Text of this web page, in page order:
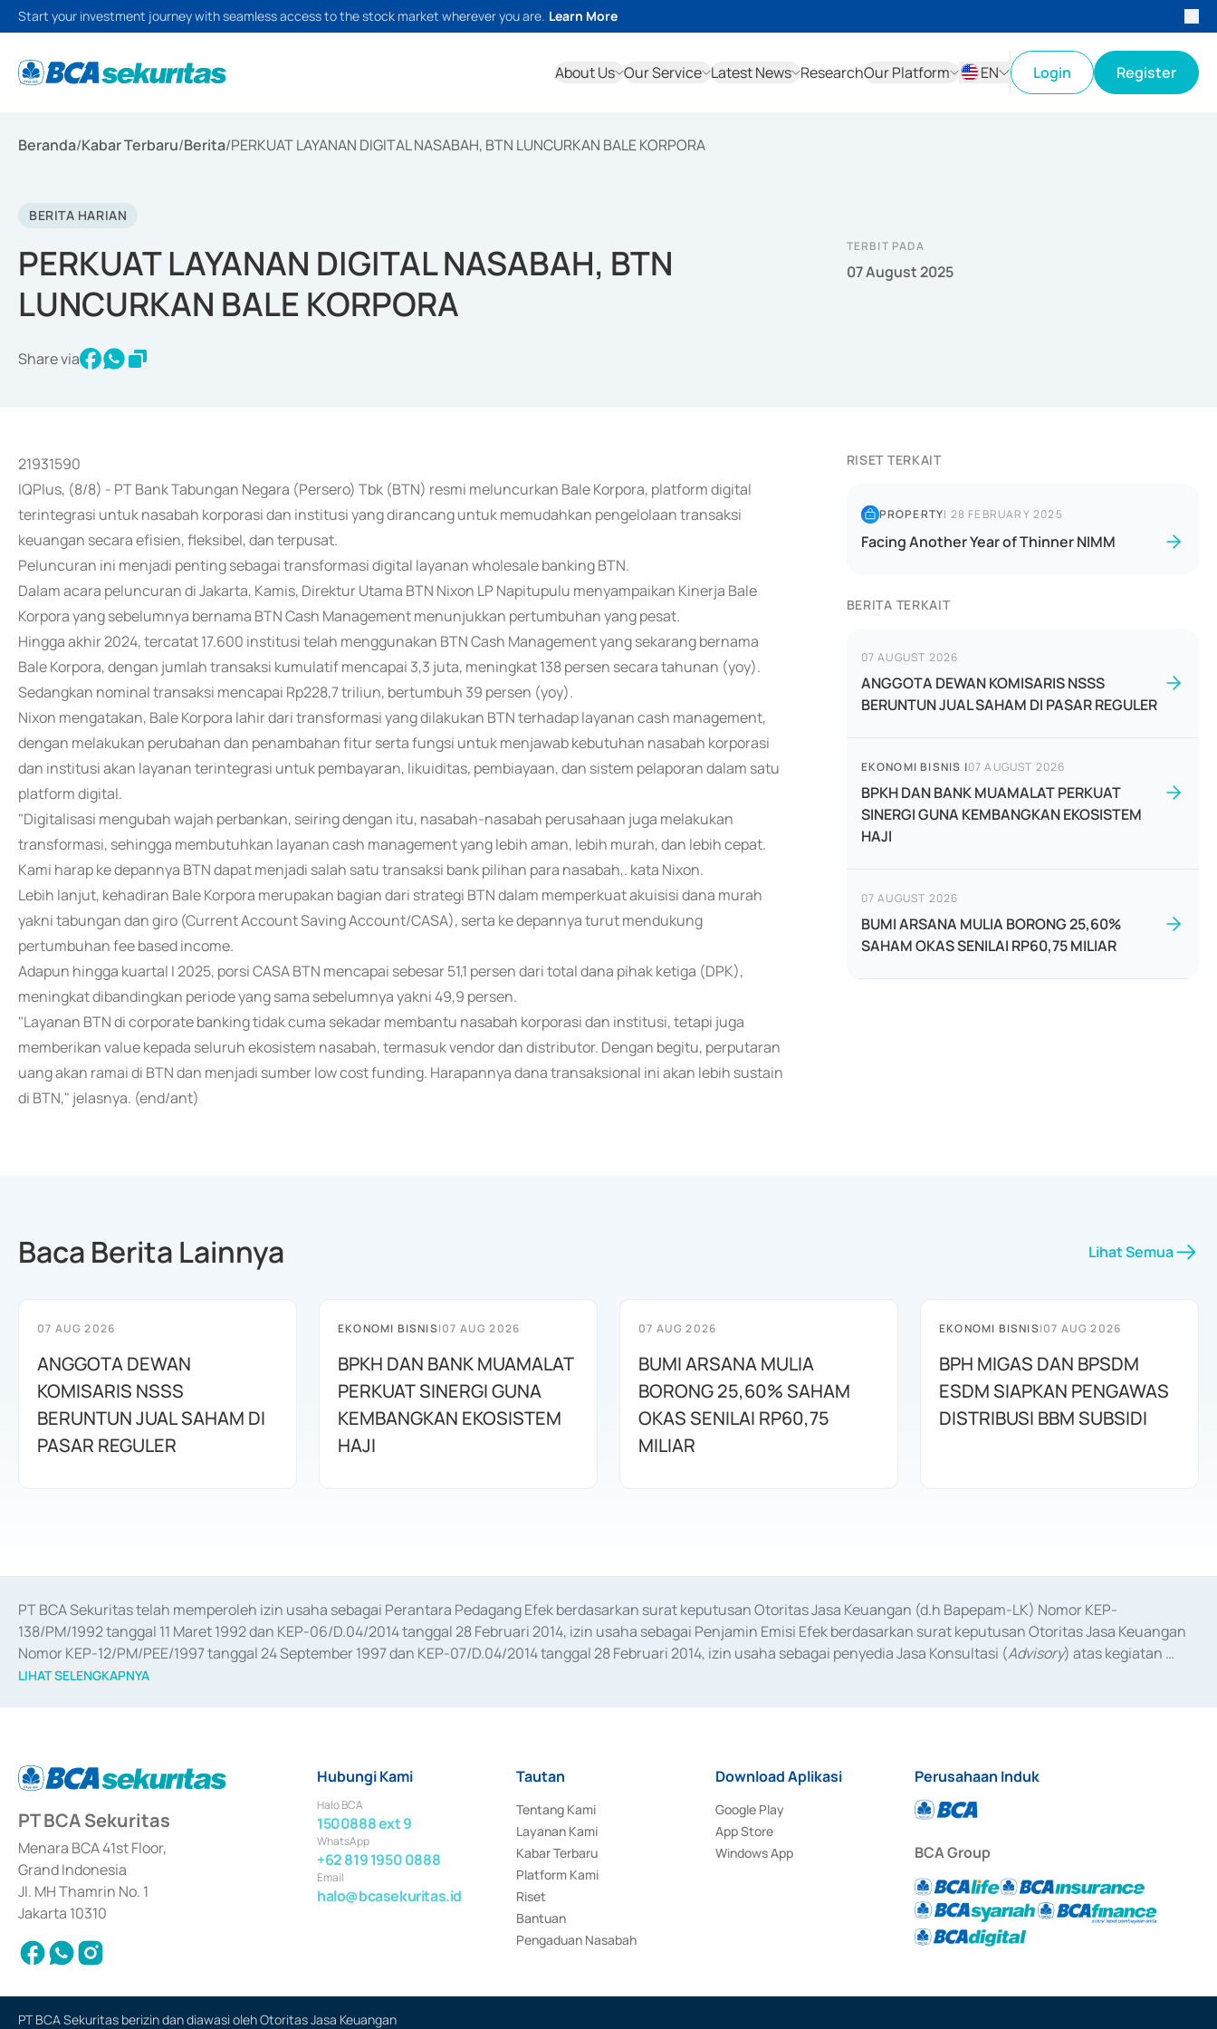
Start your investment journey with seamless access to the stock market wherever you are. Learn More
About Us Our Service Latest News ResearchOur Platform
EN
Login Register
Beranda/Kabar Terbaru/Berita/PERKUAT LAYANAN DIGITAL NASABAH, BTN LUNCURKAN BALE KORPORA
BERITA HARIAN
PERKUAT LAYANAN DIGITAL NASABAH, BTN
LUNCURKAN BALE KORPORA
Share via
TERBIT PADA
07 August 2025
21931590
IQPlus, (8/8) - PT Bank Tabungan Negara (Persero) Tbk (BTN) resmi meluncurkan Bale Korpora, platform digital
terintegrasi untuk nasabah korporasi dan institusi yang dirancang untuk memudahkan pengelolaan transaksi
keuangan secara efisien, fleksibel, dan terpusat.
Peluncuran ini menjadi penting sebagai transformasi digital layanan wholesale banking BTN.
Dalam acara peluncuran di Jakarta, Kamis, Direktur Utama BTN Nixon LP Napitupulu menyampaikan Kinerja Bale
Korpora yang sebelumnya bernama BTN Cash Management menunjukkan pertumbuhan yang pesat.
Hingga akhir 2024, tercatat 17.600 institusi telah menggunakan BTN Cash Management yang sekarang bernama
Bale Korpora, dengan jumlah transaksi kumulatif mencapai 3,3 juta, meningkat 138 persen secara tahunan (yoy).
Sedangkan nominal transaksi mencapai Rp228,7 triliun, bertumbuh 39 persen (yoy).
Nixon mengatakan, Bale Korpora lahir dari transformasi yang dilakukan BTN terhadap layanan cash management,
dengan melakukan perubahan dan penambahan fitur serta fungsi untuk menjawab kebutuhan nasabah korporasi
dan institusi akan layanan terintegrasi untuk pembayaran, likuiditas, pembiayaan, dan sistem pelaporan dalam satu
platform digital.
"Digitalisasi mengubah wajah perbankan, seiring dengan itu, nasabah-nasabah perusahaan juga melakukan
transformasi, sehingga membutuhkan layanan cash management yang lebih aman, lebih murah, dan lebih cepat.
Kami harap ke depannya BTN dapat menjadi salah satu transaksi bank pilihan para nasabah,. kata Nixon.
Lebih lanjut, kehadiran Bale Korpora merupakan bagian dari strategi BTN dalam memperkuat akuisisi dana murah
yakni tabungan dan giro (Current Account Saving Account/CASA), serta ke depannya turut mendukung
pertumbuhan fee based income.
Adapun hingga kuartal I 2025, porsi CASA BTN mencapai sebesar 51,1 persen dari total dana pihak ketiga (DPK),
meningkat dibandingkan periode yang sama sebelumnya yakni 49,9 persen.
"Layanan BTN di corporate banking tidak cuma sekadar membantu nasabah korporasi dan institusi, tetapi juga
memberikan value kepada seluruh ekosistem nasabah, termasuk vendor dan distributor. Dengan begitu, perputaran
uang akan ramai di BTN dan menjadi sumber low cost funding. Harapannya dana transaksional ini akan lebih sustain
di BTN," jelasnya. (end/ant)
RISET TERKAIT
PROPERTY| 28 FEBRUARY 2025
Facing Another Year of Thinner NIMM
BERITA TERKAIT
07 AUGUST 2026
ANGGOTA DEWAN KOMISARIS NSSS
BERUNTUN JUAL SAHAM DI PASAR REGULER
EKONOMI BISNIS |07 AUGUST 2026
BPKH DAN BANK MUAMALAT PERKUAT
SINERGI GUNA KEMBANGKAN EKOSISTEM
HAJI
07 AUGUST 2026
BUMI ARSANA MULIA BORONG 25,60%
SAHAM OKAS SENILAI RP60,75 MILIAR
Baca Berita Lainnya Lihat Semua
07 AUG 2026
ANGGOTA DEWAN
KOMISARIS NSSS
BERUNTUN JUAL SAHAM DI
PASAR REGULER
EKONOMI BISNIS|07 AUG 2026
BPKH DAN BANK MUAMALAT
PERKUAT SINERGI GUNA
KEMBANGKAN EKOSISTEM
HAJI
07 AUG 2026
BUMI ARSANA MULIA
BORONG 25,60% SAHAM
OKAS SENILAI RP60,75
MILIAR
EKONOMI BISNIS|07 AUG 2026
BPH MIGAS DAN BPSDM
ESDM SIAPKAN PENGAWAS
DISTRIBUSI BBM SUBSIDI
PT BCA Sekuritas telah memperoleh izin usaha sebagai Perantara Pedagang Efek berdasarkan surat keputusan Otoritas Jasa Keuangan (d.h Bapepam-LK) Nomor KEP-
138/PM/1992 tanggal 11 Maret 1992 dan KEP-06/D.04/2014 tanggal 28 Februari 2014, izin usaha sebagai Penjamin Emisi Efek berdasarkan surat keputusan Otoritas Jasa Keuangan
Nomor KEP-12/PM/PEE/1997 tanggal 24 September 1997 dan KEP-07/D.04/2014 tanggal 28 Februari 2014, izin usaha sebagai penyedia Jasa Konsultasi (Advisory) atas kegiatan
merger, akuisisi, divestasi, dan
LIHAT SELENGKAPNYA
PT BCA Sekuritas
Menara BCA 41st Floor,
Grand Indonesia
Jl. MH Thamrin No. 1
Jakarta 10310
Hubungi Kami
Halo BCA
1500888 ext 9
WhatsApp
+62 819 1950 0888
Email
halo@bcasekuritas.id
Tautan
Tentang Kami
Layanan Kami
Kabar Terbaru
Platform Kami
Riset
Bantuan
Pengaduan Nasabah
Download Aplikasi
Google Play
App Store
Windows App
Perusahaan Induk
BCA Group
PT BCA Sekuritas berizin dan diawasi oleh Otoritas Jasa Keuangan